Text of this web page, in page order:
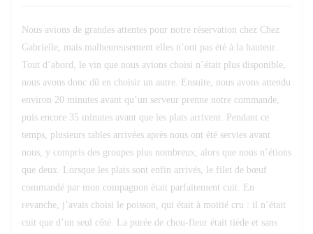
Nous avions de grandes attentes pour notre réservation chez Chez
Gabrielle, mais malheureusement elles n’ont pas été à la hauteur.
Tout d’abord, le vin que nous avions choisi n’était plus disponible,
nous avons donc dû en choisir un autre. Ensuite, nous avons attendu
environ 20 minutes avant qu’un serveur prenne notre commande,
puis encore 35 minutes avant que les plats arrivent. Pendant ce
temps, plusieurs tables arrivées après nous ont été servies avant
nous, y compris des groupes plus nombreux, alors que nous n’étions
que deux. Lorsque les plats sont enfin arrivés, le filet de bœuf
commandé par mon compagnon était parfaitement cuit. En
revanche, j’avais choisi le poisson, qui était à moitié cru : il n’était
cuit que d’un seul côté. La purée de chou-fleur était tiède et sans